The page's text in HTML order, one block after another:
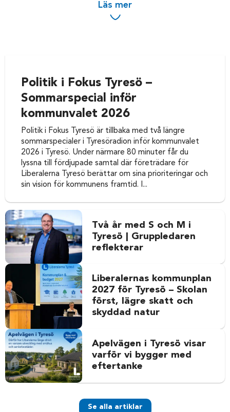
Mats Lindblom – gruppledare för
mest erfarna liberala politiker och en tydlig
oppositionsföreträdare efter maktskiftet våren 2024. Med
lång erfarenhet av kommunalt ledarskap driver Mats en
konsekvent liberal politik med fokus på skola,
ansvarstagande ekonomi, trygghet och varsam utveckling av
Tyresö.
Uppdrag och politiskt ansvar
och sitter i kommunfullmäktige. Efter att Socialdemokraterna
våren 2024 valde att bilda styre tillsammans med
Moderaterna har Mats en central roll som
oppositionsledare.
Tidigare har han under flera mandatperioder varit vice
ordförande i kommunstyrelsen och partiet har varit del av
styrande majoriteter i Tyresö under sammanlagt mer än 20
år. Den långa erfarenheten ger honom djup kunskap om
kommunens ekonomi, styrning och långsiktiga utveckling.
I opposition kombinerar Mats ett tydligt alternativ till S/M-
styret med saklighet, fakta och ansvarstagande. För honom
är det liberala uppdraget att granska makten och samtidigt
värna kommunens långsiktiga stabilitet.
Läs mer
Politik i Fokus Tyresö –
Sommarspecial inför
kommunvalet 2026
Politik i Fokus Tyresö är tillbaka med två längre
sommarspecialer i Tyresöradion inför kommunvalet
2026 i Tyresö. Under närmare 80 minuter får du
lyssna till fördjupade samtal där företrädare för
Liberalerna Tyresö berättar om sina prioriteringar och
sin vision för kommunens framtid. I...
Två år med S och M i
Tyresö | Gruppledaren
reflekterar
Liberalernas kommunplan
2027 för Tyresö – Skolan
först, lägre skatt och
skyddad natur
Apelvägen i Tyresö visar
varför vi bygger med
eftertanke
Se alla artiklar